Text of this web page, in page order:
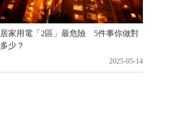
居家用電「2區」最危險 5件事你做對
多少？
2025-05-14